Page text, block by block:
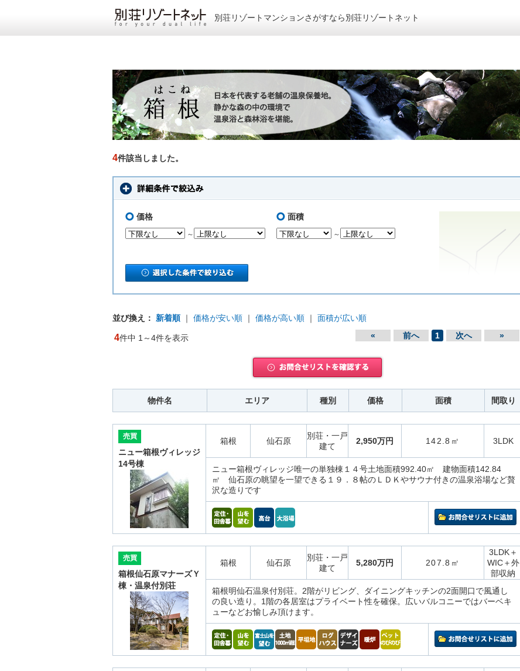
別荘リゾートマンションさがすなら別荘リゾートネット
4件該当しました。
価格
～
面積
～
並び換え： 新着順 ｜ 価格が安い順 ｜ 価格が高い順 ｜ 面積が広い順
4件中 1～4件を表示 « 前へ 1 次へ »
物件名 エリア 種別 価格 面積 間取り
売買
ニュー箱根ヴィレッジ
14号棟
箱根 仙石原
別荘・一戸
建て
2,950万円 142.8㎡ 3LDK
ニュー箱根ヴィレッジ唯一の単独棟１４号土地面積992.40㎡ 建物面積142.84
㎡ 仙石原の眺望を一望できる１９．８帖のＬＤＫやサウナ付きの温泉浴場など贅
沢な造りです
売買
箱根仙石原マナーズＹ
棟・温泉付別荘
箱根 仙石原
別荘・一戸
建て
5,280万円 207.8㎡
3LDK＋
WIC＋外
部収納
箱根明仙石温泉付別荘。2階がリビング、ダイニングキッチンの2面開口で風通し
の良い造り。1階の各居室はプライベート性を確保。広いバルコニーではバーベキ
ューなどお愉しみ頂けます。